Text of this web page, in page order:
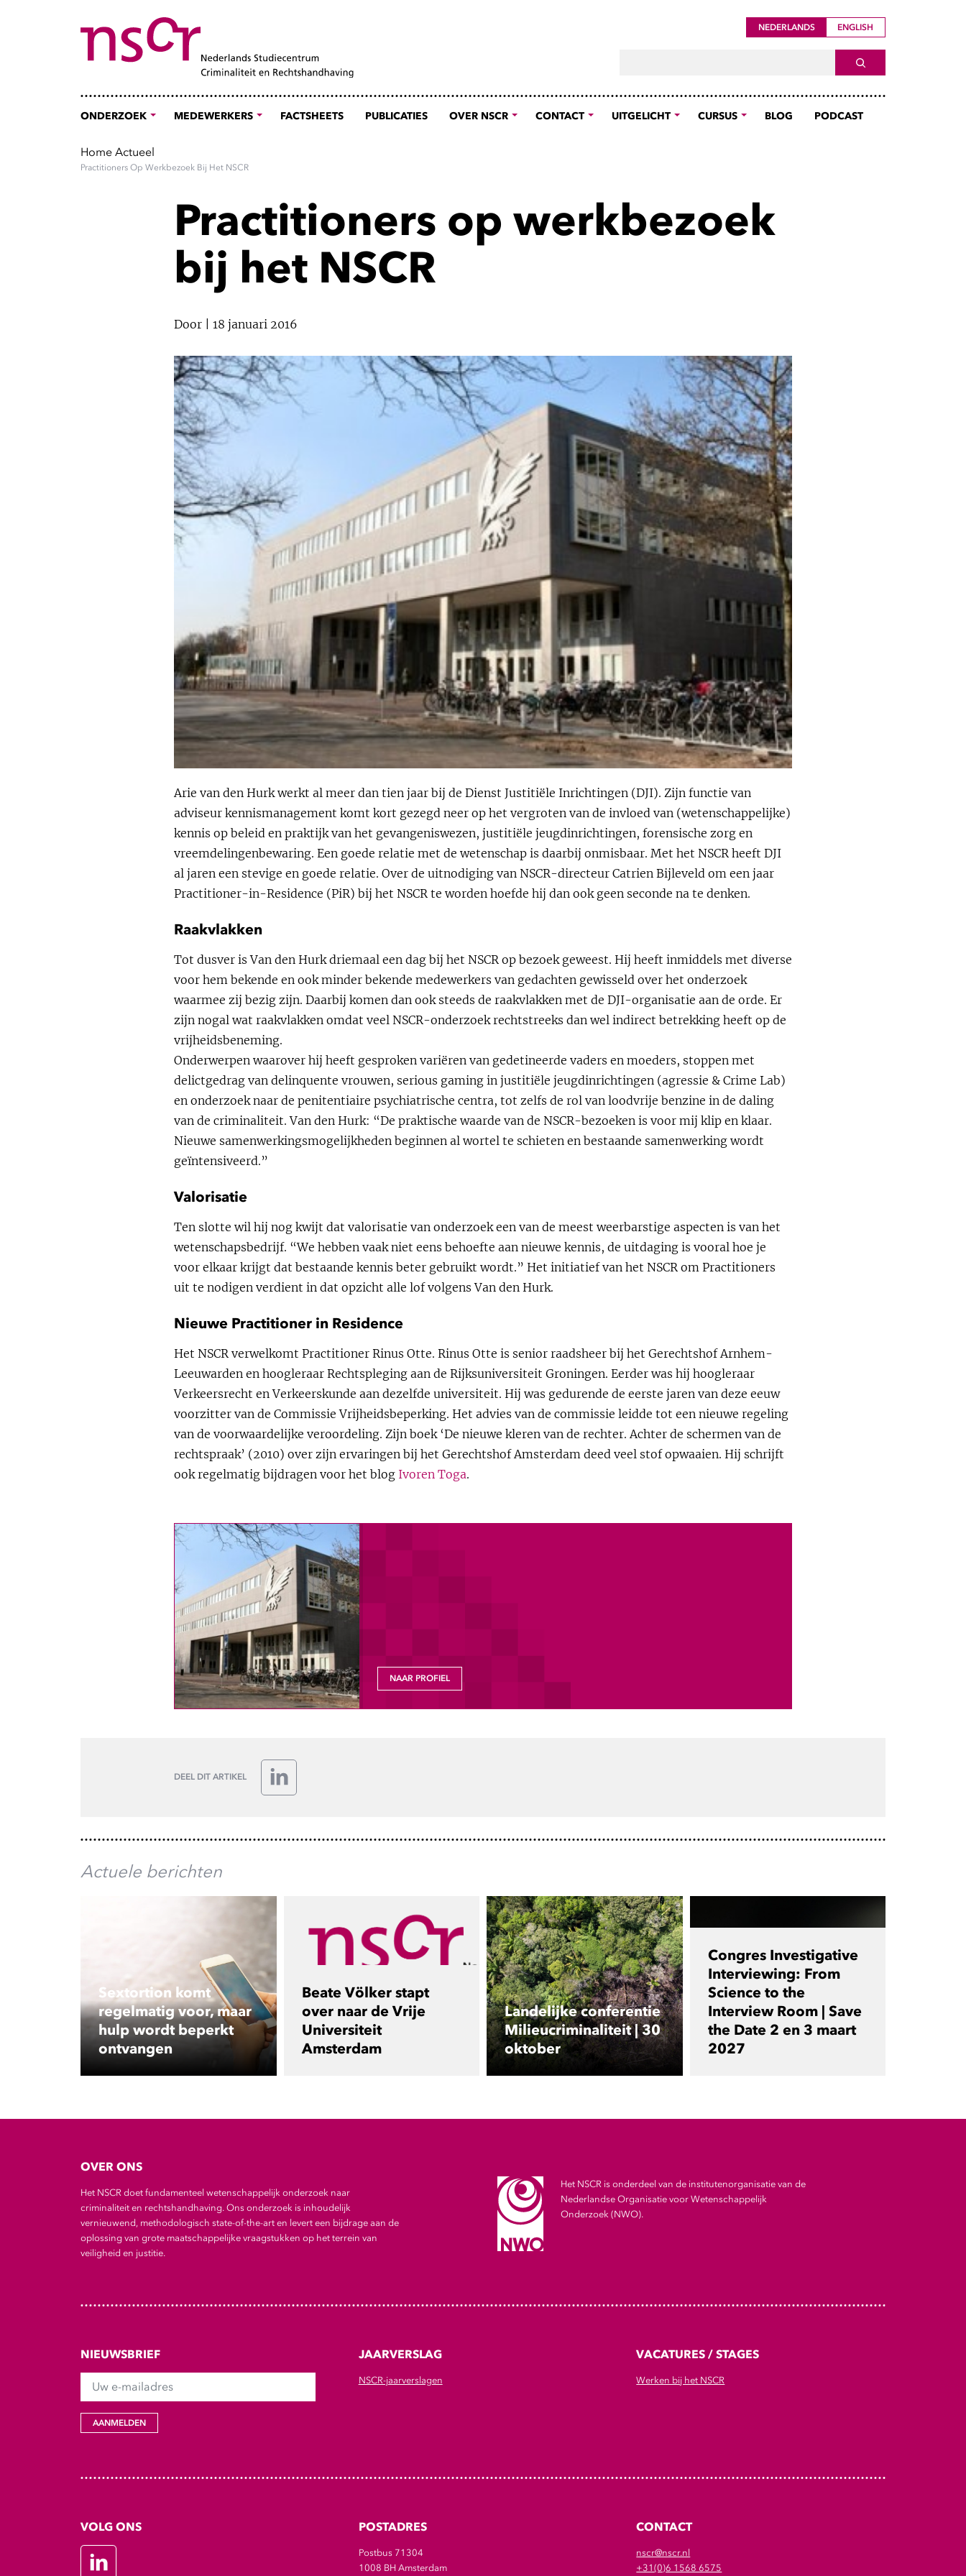
NEDERLANDS ENGLISH
SEARCH
ONDERZOEK MEDEWERKERS FACTSHEETS PUBLICATIES OVER NSCR CONTACT UITGELICHT CURSUS BLOG PODCAST
Home Actueel
Practitioners Op Werkbezoek Bij Het NSCR
Practitioners op werkbezoek
bij het NSCR
Door | 18 januari 2016
Arie van den Hurk werkt al meer dan tien jaar bij de Dienst Justitiële Inrichtingen (DJI). Zijn functie van
adviseur kennismanagement komt kort gezegd neer op het vergroten van de invloed van (wetenschappelijke)
kennis op beleid en praktijk van het gevangeniswezen, justitiële jeugdinrichtingen, forensische zorg en
vreemdelingenbewaring. Een goede relatie met de wetenschap is daarbij onmisbaar. Met het NSCR heeft DJI
al jaren een stevige en goede relatie. Over de uitnodiging van NSCR-directeur Catrien Bijleveld om een jaar
Practitioner-in-Residence (PiR) bij het NSCR te worden hoefde hij dan ook geen seconde na te denken.
Raakvlakken
Tot dusver is Van den Hurk driemaal een dag bij het NSCR op bezoek geweest. Hij heeft inmiddels met diverse
voor hem bekende en ook minder bekende medewerkers van gedachten gewisseld over het onderzoek
waarmee zij bezig zijn. Daarbij komen dan ook steeds de raakvlakken met de DJI-organisatie aan de orde. Er
zijn nogal wat raakvlakken omdat veel NSCR-onderzoek rechtstreeks dan wel indirect betrekking heeft op de
vrijheidsbeneming.
Onderwerpen waarover hij heeft gesproken variëren van gedetineerde vaders en moeders, stoppen met
delictgedrag van delinquente vrouwen, serious gaming in justitiële jeugdinrichtingen (agressie & Crime Lab)
en onderzoek naar de penitentiaire psychiatrische centra, tot zelfs de rol van loodvrije benzine in de daling
van de criminaliteit. Van den Hurk: “De praktische waarde van de NSCR-bezoeken is voor mij klip en klaar.
Nieuwe samenwerkingsmogelijkheden beginnen al wortel te schieten en bestaande samenwerking wordt
geïntensiveerd.”
Valorisatie
Ten slotte wil hij nog kwijt dat valorisatie van onderzoek een van de meest weerbarstige aspecten is van het
wetenschapsbedrijf. “We hebben vaak niet eens behoefte aan nieuwe kennis, de uitdaging is vooral hoe je
voor elkaar krijgt dat bestaande kennis beter gebruikt wordt.” Het initiatief van het NSCR om Practitioners
uit te nodigen verdient in dat opzicht alle lof volgens Van den Hurk.
Nieuwe Practitioner in Residence
Het NSCR verwelkomt Practitioner Rinus Otte. Rinus Otte is senior raadsheer bij het Gerechtshof Arnhem-
Leeuwarden en hoogleraar Rechtspleging aan de Rijksuniversiteit Groningen. Eerder was hij hoogleraar
Verkeersrecht en Verkeerskunde aan dezelfde universiteit. Hij was gedurende de eerste jaren van deze eeuw
voorzitter van de Commissie Vrijheidsbeperking. Het advies van de commissie leidde tot een nieuwe regeling
van de voorwaardelijke veroordeling. Zijn boek ‘De nieuwe kleren van de rechter. Achter de schermen van de
rechtspraak’ (2010) over zijn ervaringen bij het Gerechtshof Amsterdam deed veel stof opwaaien. Hij schrijft
ook regelmatig bijdragen voor het blog Ivoren Toga.
NAAR PROFIEL
DEEL DIT ARTIKEL
LinkedIn
Actuele berichten
Sextortion komt
regelmatig voor, maar
hulp wordt beperkt
ontvangen
Beate Völker stapt
over naar de Vrije
Universiteit
Amsterdam
Landelijke conferentie
Milieucriminaliteit | 30
oktober
Congres Investigative
Interviewing: From
Science to the
Interview Room | Save
the Date 2 en 3 maart
2027
OVER ONS
Het NSCR doet fundamenteel wetenschappelijk onderzoek naar
criminaliteit en rechtshandhaving. Ons onderzoek is inhoudelijk
vernieuwend, methodologisch state-of-the-art en levert een bijdrage aan de
oplossing van grote maatschappelijke vraagstukken op het terrein van
veiligheid en justitie.
Het NSCR is onderdeel van de institutenorganisatie van de
Nederlandse Organisatie voor Wetenschappelijk
Onderzoek (NWO).
NIEUWSBRIEF
AANMELDEN
JAARVERSLAG
NSCR-jaarverslagen
VACATURES / STAGES
Werken bij het NSCR
VOLG ONS
LinkedIn
POSTADRES
Postbus 71304
1008 BH Amsterdam
CONTACT
nscr@nscr.nl
+31(0)6 1568 6575